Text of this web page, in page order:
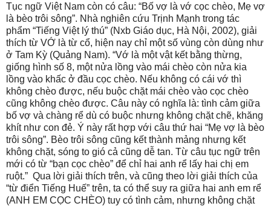
Tục ngữ Việt Nam còn có câu: “Bố vợ là vớ cọc chèo, Mẹ vợ
là bèo trôi sông”. Nhà nghiên cứu Trịnh Mạnh trong tác
phẩm “Tiếng Việt lý thú” (Nxb Giáo dục, Hà Nội, 2002), giải
thích từ VỚ là từ cổ, hiện nay chỉ một số vùng còn dùng như
ở Tam Kỳ (Quảng Nam). “Vớ là một vật kết bằng thừng,
giống hình số 8, một nửa lồng vào mái chèo còn nửa kia
lồng vào khấc ở đầu cọc chèo. Nếu không có cái vớ thì
không chèo được, nếu buộc chặt mái chèo vào cọc chèo
cũng không chèo được. Câu này có nghĩa là: tình cảm giữa
bố vợ và chàng rể dù có buộc nhưng không chặt chẽ, khăng
khít như con đẻ. Ý này rất hợp với câu thứ hai “Mẹ vợ là bèo
trôi sông”. Bèo trôi sông cũng kết thành mảng nhưng kết
không chặt, sóng to gió cả cũng dễ tan. Từ câu tục ngữ trên
mới có từ “bạn cọc chèo” để chỉ hai anh rể lấy hai chị em
ruột.” Qua lời giải thích trên, và cũng theo lời giải thích của
“từ điển Tiếng Huế” trên, ta có thể suy ra giữa hai anh em rể
(ANH EM CỌC CHÈO) tuy có tình cảm, nhưng không chặt